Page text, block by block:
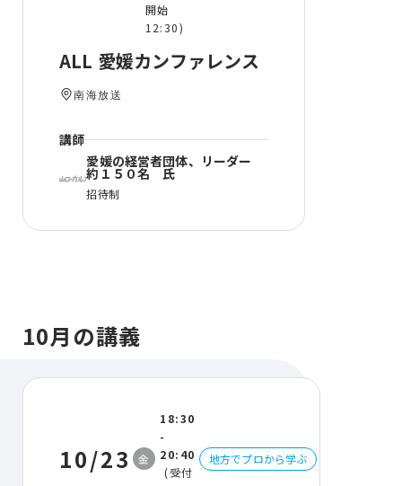
開始
12:30)
ALL 愛媛カンファレンス
南海放送
講師
愛媛の経営者団体、リーダー
約１５０名 氏
招待制
10月の講義
10/23 金
18:30
-
20:40
(受付
地方でプロから学ぶ